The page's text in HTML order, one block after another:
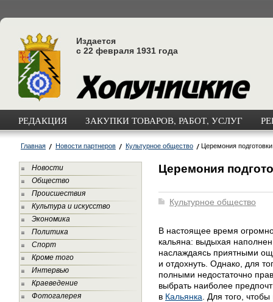
Издается
с 22 февраля 1931 года
РЕДАКЦИЯ ЗАКУПКИ ТОВАРОВ, РАБОТ, УСЛУГ
Главная Новости партнеров Культурное общество Церемония
Новости
Общество
Происшествия
Культура и искусство
Экономика
Политика
Спорт
Кроме того
Интервью
Краеведение
Фотогалерея
Церемония
Культурное общество
В настоящее время
кальяна: выдыхая
наслаждаясь приятными
и отдохнуть. Однако, для
полными недостаточно
выбрать наиболее
в Кальянка . Для того,